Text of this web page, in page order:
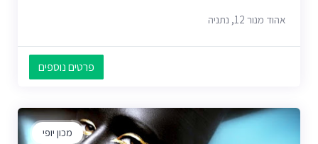
אהוד מנור 12, נתניה
פרטים נוספים
מכון יופי